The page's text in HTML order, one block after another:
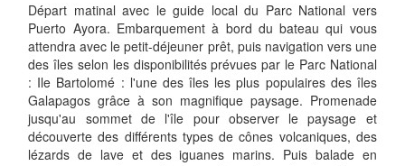
Départ matinal avec le guide local du Parc National vers
Puerto Ayora. Embarquement à bord du bateau qui vous
attendra avec le petit-déjeuner prêt, puis navigation vers une
des îles selon les disponibilités prévues par le Parc National
: Ile Bartolomé : l'une des îles les plus populaires des îles
Galapagos grâce à son magnifique paysage. Promenade
jusqu'au sommet de l'île pour observer le paysage et
découverte des différents types de cônes volcaniques, des
lézards de lave et des iguanes marins. Puis balade en